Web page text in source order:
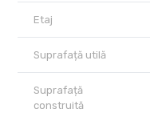
Etaj
Suprafață utilă
Suprafață
construită